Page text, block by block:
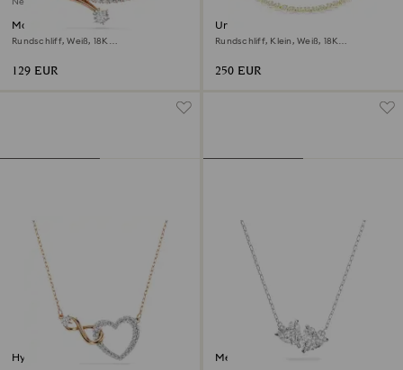
Neu
Matrix Halskette
Rundschliff, Weiß, 18K
129 EUR
Una Angelic Halskette
Rundschliff, Klein, Weiß, 18K
250 EUR
Hyperbola Halskette Mesmera Halskette